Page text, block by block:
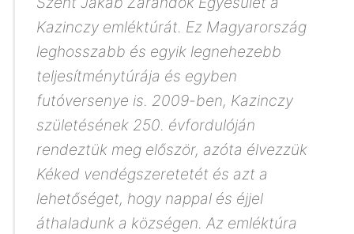
Kazinczy emléktúrát. Ez Magyarország
leghosszabb és egyik legnehezebb
teljesítménytúrája és egyben
futóversenye is. 2009-ben, Kazinczy
születésének 250. évfordulóján
rendeztük meg először, azóta élvezzük
Kéked vendégszeretetét és azt a
lehetőséget, hogy nappal és éjjel
áthaladunk a községen. Az emléktúra